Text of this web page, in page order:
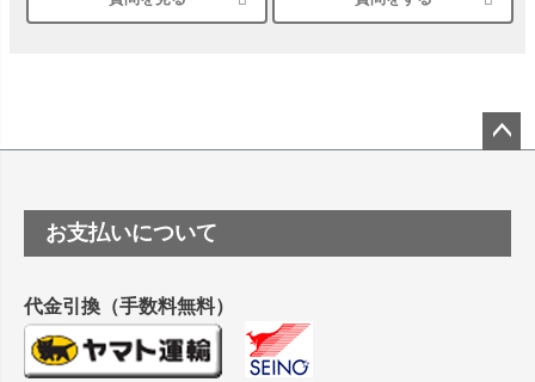
は？
塩ビのロール紙で離型紙が透明の商品はありますか
つや消し半透明ラベルのロールタイプはありますか？
縦420mm×横650mmの包装紙に適した紙はありますか？
ップ
お支払いについて
代金引換（手数料無料）